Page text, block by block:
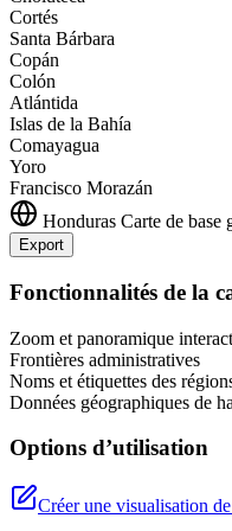
Cortés
Santa Bárbara
Copán
Colón
Atlántida
Islas de la Bahía
Comayagua
Yoro
Francisco Morazán
Honduras Carte de base
Export
+
Fonctionnalités de la
Zoom et panoramique
Frontières administratives
Noms et étiquettes des
Données géographiques de
Options d’utilisation
Créer une visualisation